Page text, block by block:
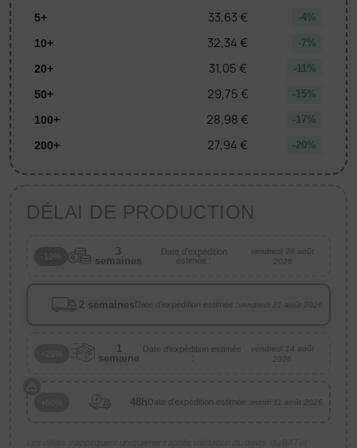
5+ 33,63 € -4%
10+ 32,34 € -7%
20+ 31,05 € -11%
50+ 29,75 € -15%
100+ 28,98 € -17%
200+ 27,94 € -20%
DÉLAI DE PRODUCTION
3
semaines
Date d'expédition
estimée :
vendredi 28 août
2026
2 semaines Date d'expédition estimée :vendredi 21 août 2026
1
semaine
Date d'expédition estimée
:
vendredi 14 août
2026
48h Date d'expédition estimée :mardi 11 août 2026